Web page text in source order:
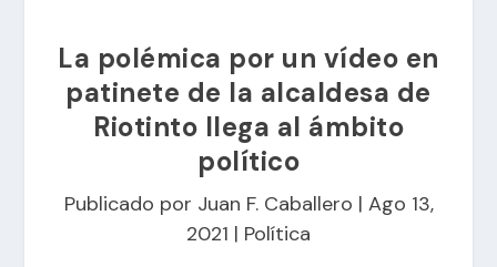
La polémica por un vídeo en
patinete de la alcaldesa de
Riotinto llega al ámbito
político
Publicado por Juan F. Caballero | Ago 13,
2021 | Política